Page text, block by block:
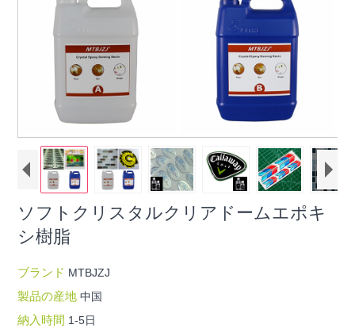
ソフトクリスタルクリアドームエポキ
シ樹脂
ブランド MTBJZJ
製品の産地中国
納入時間 1-5日